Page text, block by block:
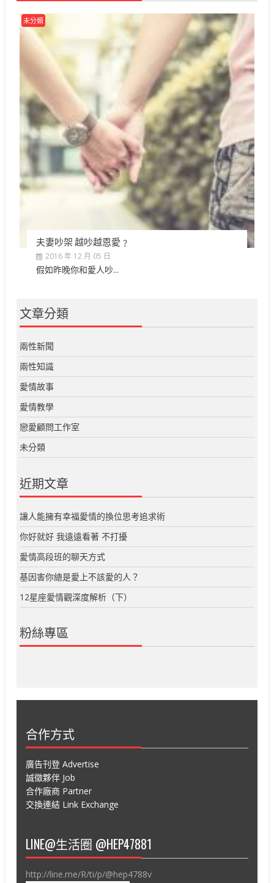
未分類
夫妻吵架 越吵越恩愛﹖
2016 年 12 月 05 日
假如昨晚你和愛人吵...
文章分類
兩性新聞
兩性知識
愛情故事
愛情教學
戀愛顧問工作室
未分類
近期文章
讓人能擁有幸福愛情的換位思考追求術
你好就好 我遠遠看著 不打擾
愛情高段班的聊天方式
基因害你總是愛上不該愛的人？
12星座愛情觀深度解析（下）
粉絲專區
合作方式
廣告刊登 Advertise
誠徵夥伴 Job
合作廠商 Partner
交換連結 Link Exchange
LINE@生活圈 @HEP47881
http://line.me/R/ti/p/@hep4788v